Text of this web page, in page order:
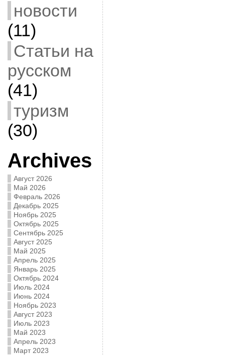
новости
(11)
Статьи на
русском
(41)
туризм
(30)
Archives
Август 2026
Май 2026
Февраль 2026
Декабрь 2025
Ноябрь 2025
Октябрь 2025
Сентябрь 2025
Август 2025
Май 2025
Апрель 2025
Январь 2025
Октябрь 2024
Июль 2024
Июнь 2024
Ноябрь 2023
Август 2023
Июль 2023
Май 2023
Апрель 2023
Март 2023